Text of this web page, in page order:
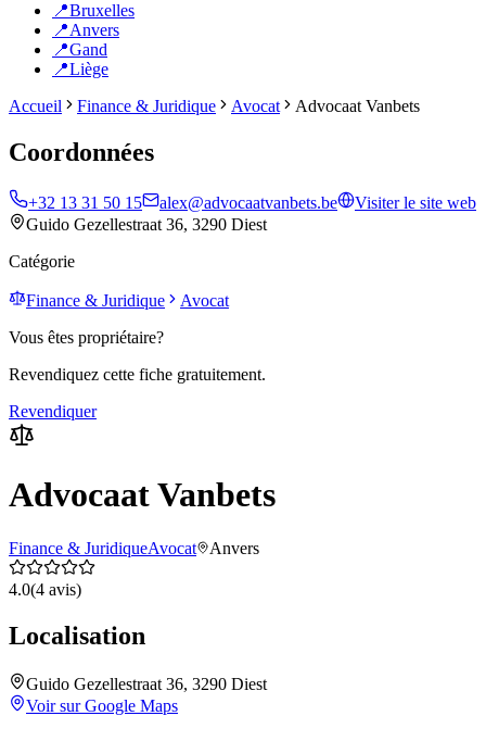
📍Bruxelles
📍Anvers
📍Gand
📍Liège
Accueil
Finance & Juridique Avocat Advocaat Vanbets
Coordonnées
+32 13 31 50 15 alex@advocaatvanbets.be
Visiter le site web
Guido Gezellestraat 36, 3290 Diest
Catégorie
Finance & Juridique
Avocat
Vous êtes propriétaire?
Revendiquez cette fiche gratuitement.
Revendiquer
Advocaat Vanbets
Finance & JuridiqueAvocat Anvers
4.0(4 avis)
Localisation
Guido Gezellestraat 36, 3290 Diest
Voir sur Google Maps